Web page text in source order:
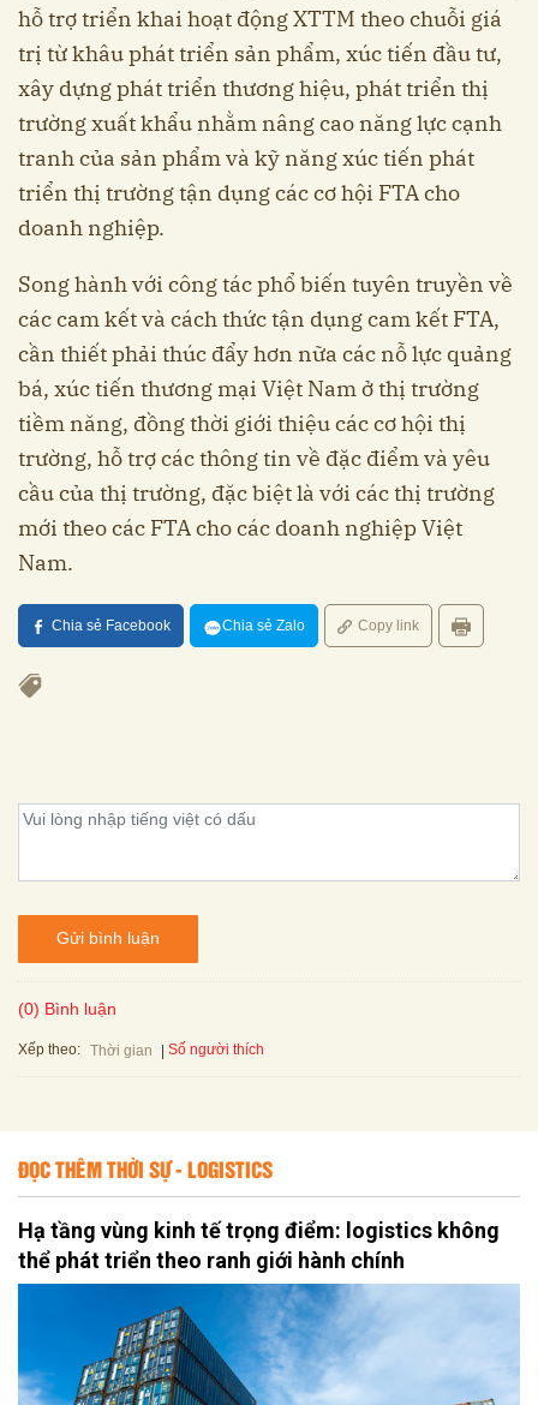
hỗ trợ triển khai hoạt động XTTM theo chuỗi giá
trị từ khâu phát triển sản phẩm, xúc tiến đầu tư,
xây dựng phát triển thương hiệu, phát triển thị
trường xuất khẩu nhằm nâng cao năng lực cạnh
tranh của sản phẩm và kỹ năng xúc tiến phát
triển thị trường tận dụng các cơ hội FTA cho
doanh nghiệp.
Song hành với công tác phổ biến tuyên truyền về
các cam kết và cách thức tận dụng cam kết FTA,
cần thiết phải thúc đẩy hơn nữa các nỗ lực quảng
bá, xúc tiến thương mại Việt Nam ở thị trường
tiềm năng, đồng thời giới thiệu các cơ hội thị
trường, hỗ trợ các thông tin về đặc điểm và yêu
cầu của thị trường, đặc biệt là với các thị trường
mới theo các FTA cho các doanh nghiệp Việt
Nam.
Chia sẻ Facebook Chia sẻ Zalo Copy link
Gửi bình luận
(0) Bình luận
Xếp theo: Thời gian Số người thích
ĐỌC THÊM THỜI SỰ - LOGISTICS
Hạ tầng vùng kinh tế trọng điểm: logistics không
thể phát triển theo ranh giới hành chính